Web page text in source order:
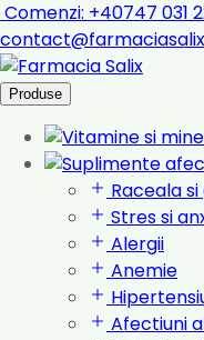
Comenzi: +40747 031
Produse
Raceala
Stres si
Alergii
Anemie
Afectiuni